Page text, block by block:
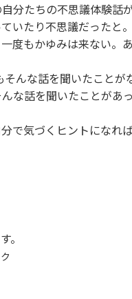
分たちの不思議体験話
いたり不思議だったと
度もかゆみは来ない。
んな話を聞いたことが
な話を聞いたことがあ
で気づくヒントになれ
。